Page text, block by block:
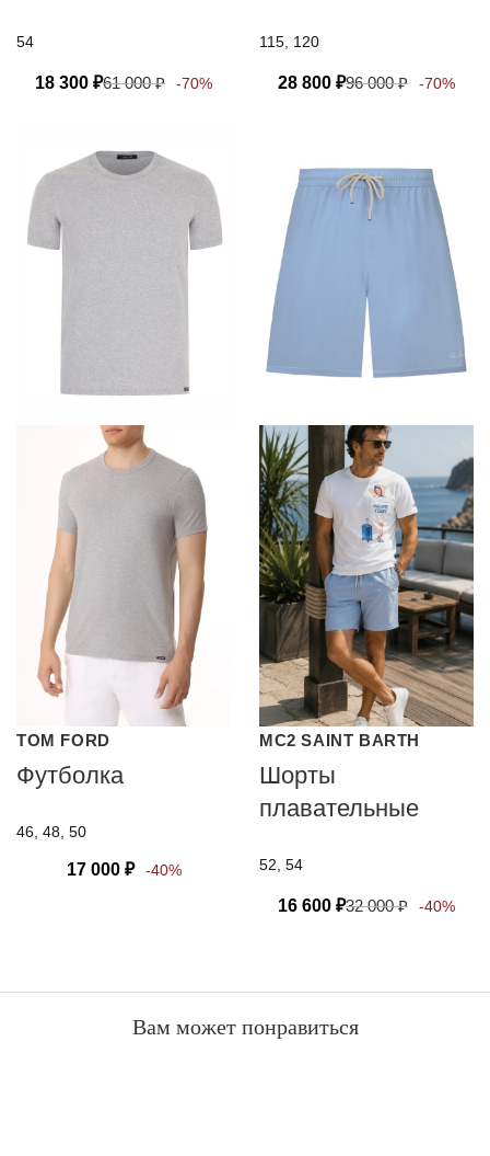
54
18 300 ₽61 000₽ -70%
115, 120
28 800 ₽96 000₽ -70%
TOM FORD
Футболка
46, 48, 50
17 000 ₽ -40%
MC2 SAINT BARTH
Шорты
плавательные
52, 54
16 600 ₽32 000₽ -40%
Вам может понравиться